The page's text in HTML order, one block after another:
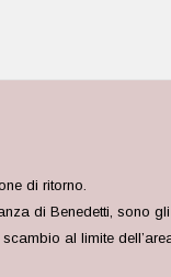
di ritorno.
di Benedetti, sono
al limite